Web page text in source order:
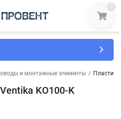
0
и монтажные элементы /
KO100-K